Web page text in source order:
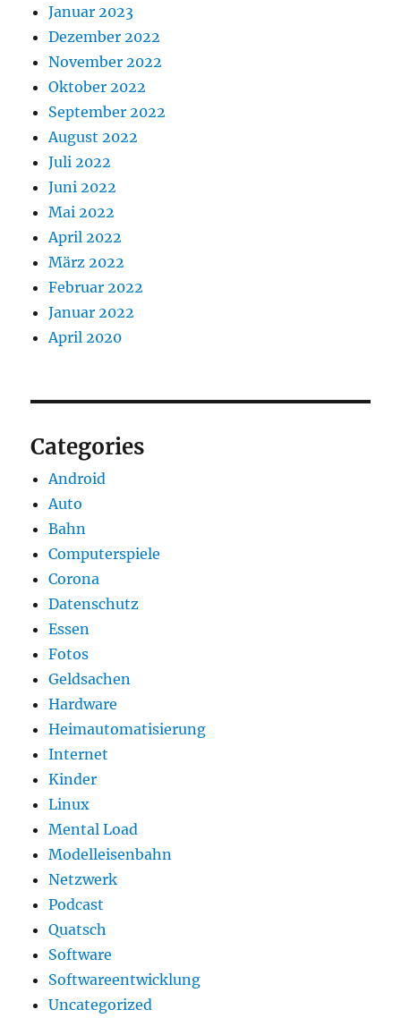
Januar 2023
Dezember 2022
November 2022
Oktober 2022
September 2022
August 2022
Juli 2022
Juni 2022
Mai 2022
April 2022
März 2022
Februar 2022
Januar 2022
April 2020
Categories
Android
Auto
Bahn
Computerspiele
Corona
Datenschutz
Essen
Fotos
Geldsachen
Hardware
Heimautomatisierung
Internet
Kinder
Linux
Mental Load
Modelleisenbahn
Netzwerk
Podcast
Quatsch
Software
Softwareentwicklung
Uncategorized